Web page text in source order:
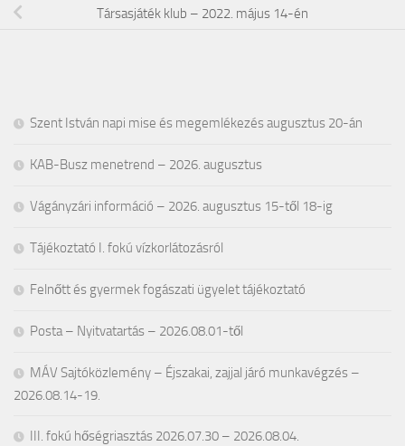
Társasjáték klub – 2022. május 14-én
Szent István napi mise és megemlékezés augusztus 20-án
KAB-Busz menetrend – 2026. augusztus
Vágányzári információ – 2026. augusztus 15-től 18-ig
Tájékoztató I. fokú vízkorlátozásról
Felnőtt és gyermek fogászati ügyelet tájékoztató
Posta – Nyitvatartás – 2026.08.01-től
MÁV Sajtóközlemény – Éjszakai, zajjal járó munkavégzés –
2026.08.14-19.
III. fokú hőségriasztás 2026.07.30 – 2026.08.04.